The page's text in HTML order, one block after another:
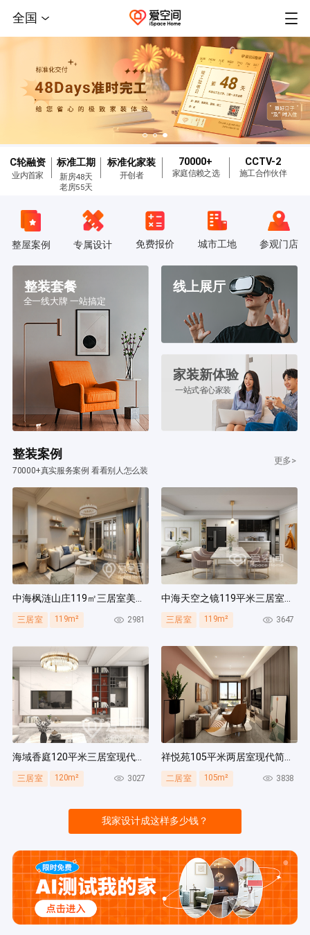
全国
C轮融资
业内首家
标准工期
新房48天
老房55天
标准化家装
开创者
70000+
家庭信赖之选
CCTV-2
施工合作伙伴
整屋案例 专属设计 免费报价 城市工地 参观门店
整装套餐
全一线大牌 一站搞定
线上展厅
家装新体验
一站式省心家装
整装案例
70000+真实服务案例 看看别人怎么装
更多>
中海枫涟山庄119㎡三居室美式风装修案例
三居室 119m² 2981
中海天空之镜119平米三居室北欧风装修案例
三居室 119m² 3647
海域香庭120平米三居室现代简约风装修案例
三居室 120m² 3027
祥悦苑105平米两居室现代简约风装修案例
二居室 105m² 3838
我家设计成这样多少钱？